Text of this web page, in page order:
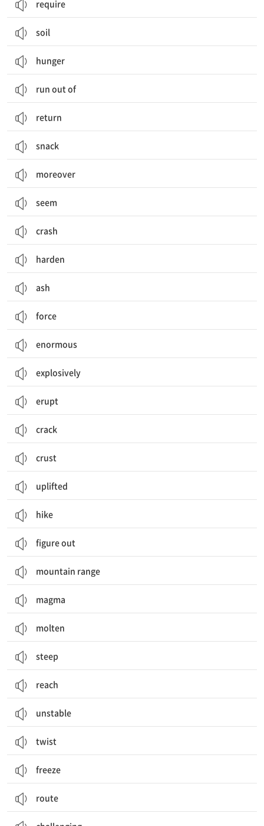
require
soil
hunger
run out of
return
snack
moreover
seem
crash
harden
ash
force
enormous
explosively
erupt
crack
crust
uplifted
hike
figure out
mountain range
magma
molten
steep
reach
unstable
twist
freeze
route